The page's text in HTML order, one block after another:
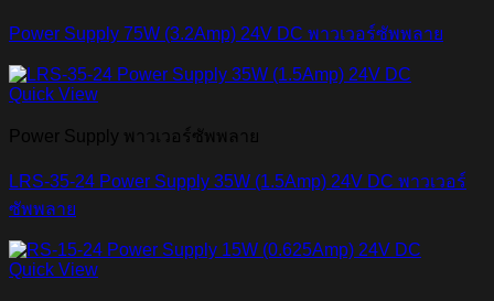
Power Supply 75W (3.2Amp) 24V DC พาวเวอร์ซัพพลาย
Quick View
Power Supply พาวเวอร์ซัพพลาย
LRS-35-24 Power Supply 35W (1.5Amp) 24V DC พาวเวอร์
ซัพพลาย
Quick View